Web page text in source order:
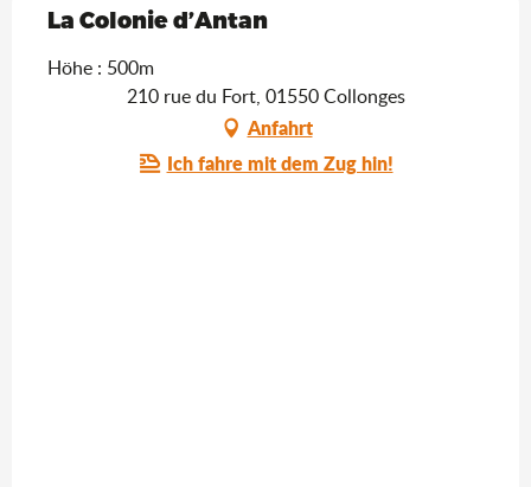
La Colonie d’Antan
Höhe : 500m
210 rue du Fort, 01550 Collonges
Anfahrt
Ich fahre mit dem Zug hin!